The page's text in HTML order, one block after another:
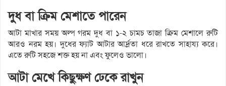
দুধ বা ক্রিম মেশাতে পারেন
আটা মাখার সময় অল্প গরম দুধ বা ১-২ চামচ তাজা ক্রিম মেশালে রুটি
আরও নরম হয়। দুধের ফ্যাট আটার আর্দ্রতা ধরে রাখতে সাহায্য করে।
এতে রুটি সহজে শক্ত হয় না এবং ফুলেও ভালো।
আটা মেখে কিছুক্ষণ ঢেকে রাখুন